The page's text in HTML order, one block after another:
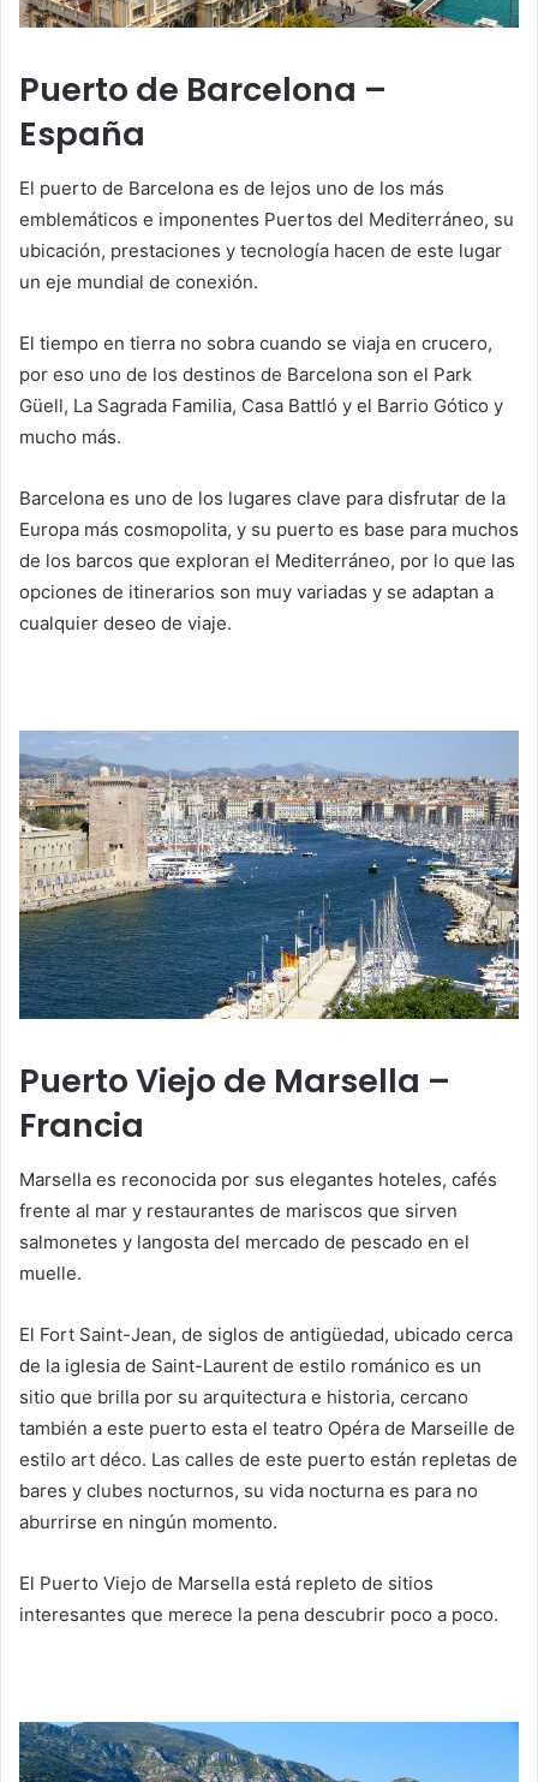
Puerto de Barcelona –
España
El puerto de Barcelona es de lejos uno de los más
emblemáticos e imponentes Puertos del Mediterráneo, su
ubicación, prestaciones y tecnología hacen de este lugar
un eje mundial de conexión.
El tiempo en tierra no sobra cuando se viaja en crucero,
por eso uno de los destinos de Barcelona son el Park
Güell, La Sagrada Familia, Casa Battló y el Barrio Gótico y
mucho más.
Barcelona es uno de los lugares clave para disfrutar de la
Europa más cosmopolita, y su puerto es base para muchos
de los barcos que exploran el Mediterráneo, por lo que las
opciones de itinerarios son muy variadas y se adaptan a
cualquier deseo de viaje.
Puerto Viejo de Marsella –
Francia
Marsella es reconocida por sus elegantes hoteles, cafés
frente al mar y restaurantes de mariscos que sirven
salmonetes y langosta del mercado de pescado en el
muelle.
El Fort Saint-Jean, de siglos de antigüedad, ubicado cerca
de la iglesia de Saint-Laurent de estilo románico es un
sitio que brilla por su arquitectura e historia, cercano
también a este puerto esta el teatro Opéra de Marseille de
estilo art déco. Las calles de este puerto están repletas de
bares y clubes nocturnos, su vida nocturna es para no
aburrirse en ningún momento.
El Puerto Viejo de Marsella está repleto de sitios
interesantes que merece la pena descubrir poco a poco.